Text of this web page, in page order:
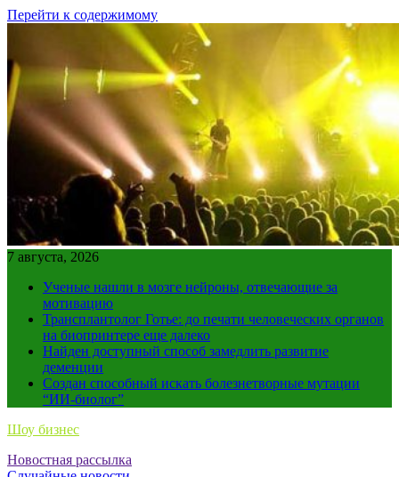
Перейти к содержимому
7 августа, 2026
Ученые нашли в мозге нейроны, отвечающие за
мотивацию
Трансплантолог Готье: до печати человеческих органов
на биопринтере еще далеко
Найден доступный способ замедлить развитие
деменции
Создан способный искать болезнетворные мутации
“ИИ-биолог”
Шоу бизнес
Новостная рассылка